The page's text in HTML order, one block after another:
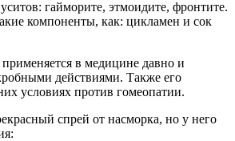
гайморите, этмоидите, фронтите.
компоненты, как: цикламен и сок
применяется в медицине давно и
действиями. Также его
условиях против гомеопатии.
спрей от насморка, но у него